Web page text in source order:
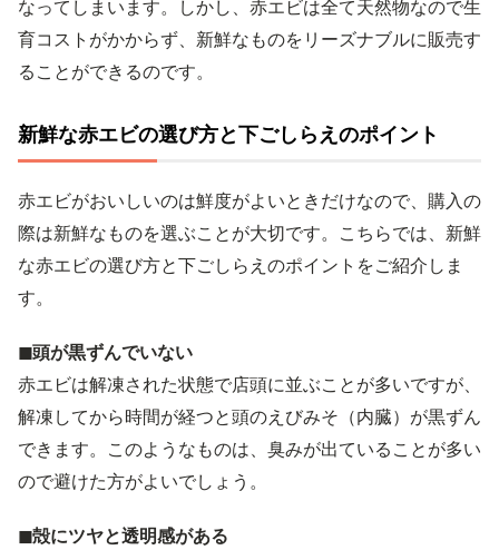
なってしまいます。しかし、赤エビは全て天然物なので生
育コストがかからず、新鮮なものをリーズナブルに販売す
ることができるのです。
新鮮な赤エビの選び方と下ごしらえのポイント
赤エビがおいしいのは鮮度がよいときだけなので、購入の
際は新鮮なものを選ぶことが大切です。こちらでは、新鮮
な赤エビの選び方と下ごしらえのポイントをご紹介しま
す。
◼︎頭が黒ずんでいない
赤エビは解凍された状態で店頭に並ぶことが多いですが、
解凍してから時間が経つと頭のえびみそ（内臓）が黒ずん
できます。このようなものは、臭みが出ていることが多い
ので避けた方がよいでしょう。
◼︎殻にツヤと透明感がある